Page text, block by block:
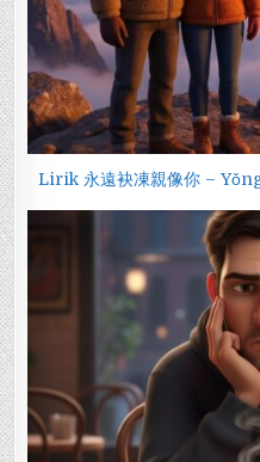
Lirik 永遠袂凍親像你 –